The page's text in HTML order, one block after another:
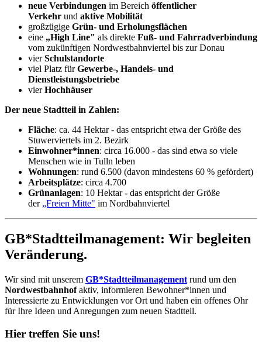
neue Verbindungen im Bereich öffentlicher
Verkehr und aktive Mobilität
großzügige Grün- und Erholungsflächen
eine „High Line" als direkte Fuß- und Fahrradverbindung
vom zukünftigen Nordwestbahnviertel bis zur Donau
vierSchulstandorte
viel Platz fürGewerbe-, Handels- und
Dienstleistungsbetriebe
vierHochhäuser
Der neue Stadtteil in Zahlen:
Fläche: ca. 44 Hektar - das entspricht etwa der Größe des
Stuwerviertels im 2. Bezirk
Einwohner*innen: circa 16.000 - das sind etwa so viele
Menschen wie in Tulln leben
Wohnungen: rund 6.500 (davon mindestens 60 % gefördert)
Arbeitsplätze: circa 4.700
Grünanlagen: 10 Hektar - das entspricht der Größe
der „Freien Mitte" im Nordbahnviertel
GB*Stadtteilmanagement: Wir begleiten
Veränderung.
Wir sind mit unserem GB*Stadtteilmanagement rund um den
Nordwestbahnhofaktiv, informieren Bewohner*innen und
Interessierte zu Entwicklungen vor Ort und haben ein offenes Ohr
für Ihre Ideen und Anregungen zum neuen Stadtteil.
Hier treffen Sie uns!